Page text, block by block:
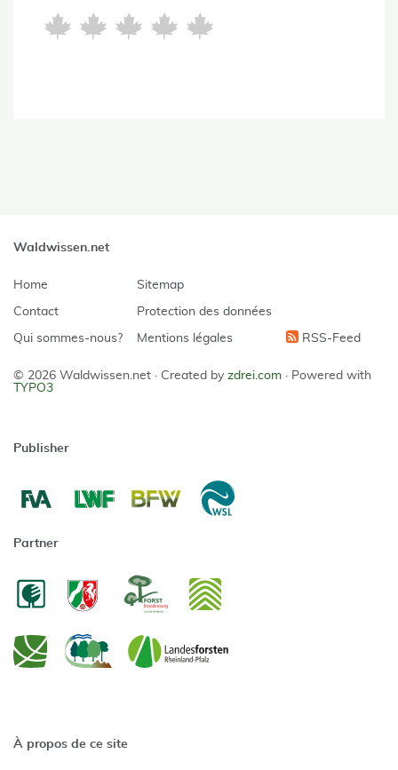
Waldwissen.net
Home
Contact
Qui sommes-nous?
Sitemap
Protection des données
Mentions légales RSS-Feed
© 2026 Waldwissen.net · Created by zdrei.com · Powered with
TYPO3
Publisher
Partner
À propos de ce site